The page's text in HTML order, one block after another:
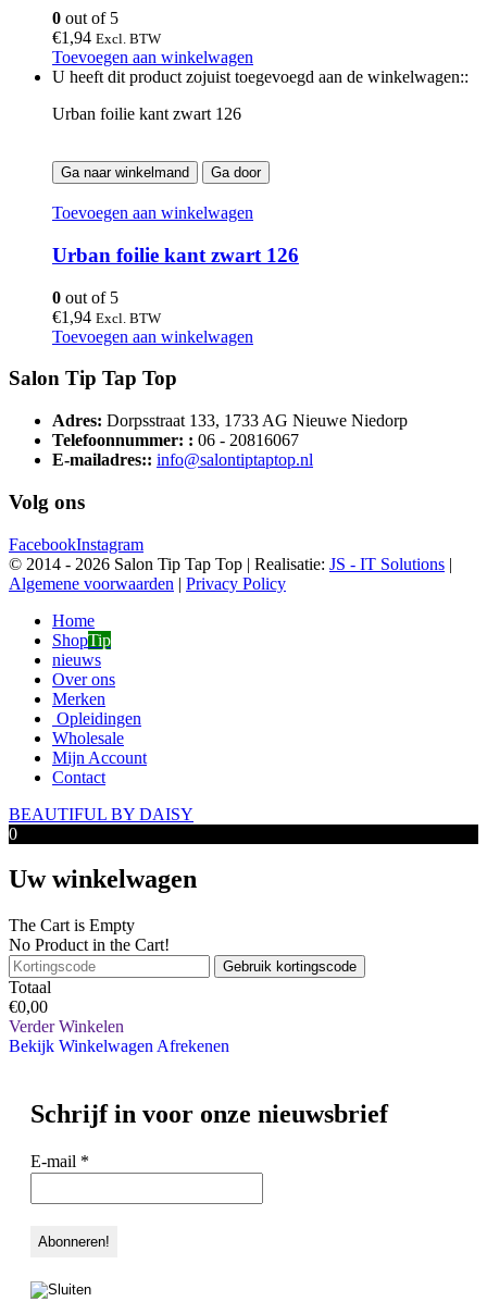
0 out of 5
€1,94 Excl. BTW
Toevoegen aan winkelwagen
U heeft dit product zojuist toegevoegd aan de winkelwagen::
Urban foilie kant zwart 126
Ga naar winkelmand Ga door
Toevoegen aan winkelwagen
Urban foilie kant zwart 126
0 out of 5
€1,94 Excl. BTW
Toevoegen aan winkelwagen
Salon Tip Tap Top
Adres: Dorpsstraat 133, 1733 AG Nieuwe Niedorp
Telefoonnummer: : 06 - 20816067
E-mailadres:: info@salontiptaptop.nl
Volg ons
FacebookInstagram
© 2014 - 2026 Salon Tip Tap Top | Realisatie: JS - IT Solutions |
Algemene voorwaarden | Privacy Policy
Home
ShopTip
nieuws
Over ons
Merken
Opleidingen
Wholesale
Mijn Account
Contact
BEAUTIFUL BY DAISY
0
Uw winkelwagen
The Cart is Empty
No Product in the Cart!
Gebruik kortingscode
Totaal
€0,00
Verder Winkelen
Bekijk Winkelwagen Afrekenen
Schrijf in voor onze nieuwsbrief
E-mail *